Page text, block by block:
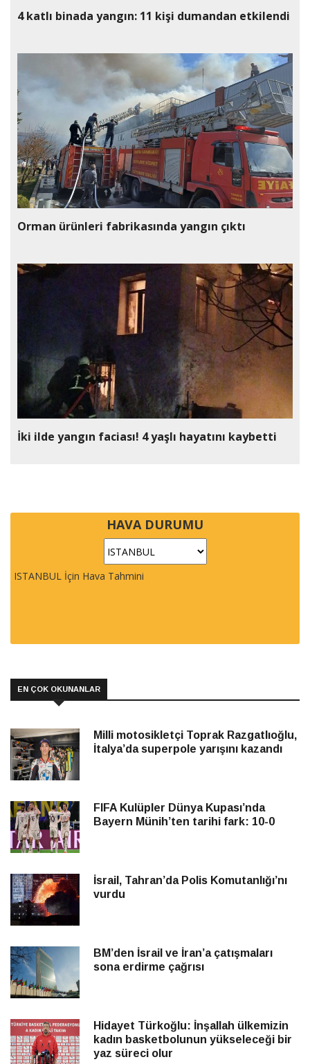
4 katlı binada yangın: 11 kişi dumandan etkilendi
Orman ürünleri fabrikasında yangın çıktı
İki ilde yangın faciası! 4 yaşlı hayatını kaybetti
HAVA DURUMU
ISTANBUL İçin Hava Tahmini
EN ÇOK OKUNANLAR
Milli motosikletçi Toprak Razgatlıoğlu,
İtalya’da superpole yarışını kazandı
FIFA Kulüpler Dünya Kupası’nda
Bayern Münih’ten tarihi fark: 10-0
İsrail, Tahran’da Polis Komutanlığı’nı
vurdu
BM’den İsrail ve İran’a çatışmaları
sona erdirme çağrısı
Hidayet Türkoğlu: İnşallah ülkemizin
kadın basketbolunun yükseleceği bir
yaz süreci olur